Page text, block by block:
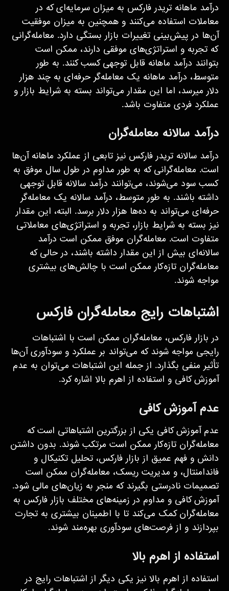
درآمد ماهانه تریدر فارکس به میزان سرمایه‌ای که در
معاملات استفاده می‌کنند و همچنین به میزان موفقیت
آن‌ها در پیش‌بینی تغییرات بازار بستگی دارد. معامله‌گرانی
که تجربه و استراتژی‌های موفقی دارند، ممکن است
بتوانند درآمد ماهانه قابل توجهی کسب کنند. به طور
متوسط، درآمد ماهانه یک معامله‌گر حرفه‌ای به چند هزار
دلار می­رسد، اما این مقدار می‌تواند بسته به شرایط بازار و
عملکرد فردی متفاوت باشد.
درآمد سالانه معامله‌گران
درآمد سالانه تریدر فارکس نیز تابعی از عملکرد ماهانه آن‌ها
است. معامله‌گرانی که به طور مداوم در طول سال موفق به
کسب سود می‌شوند، می‌توانند درآمد سالانه قابل توجهی
داشته باشند. به طور متوسط، درآمد سالانه یک معامله‌گر
حرفه‌ای می‌تواند به ده‌ها هزار دلار برسد. البته، این مقدار
نیز بسته به شرایط بازار، تجربه و استراتژی‌های معاملاتی
متفاوت است. معامله‌گران موفق ممکن است درآمد
سالانه‌ای بیش از این مقدار داشته باشند، در حالی که
معامله‌گران تازه‌کار ممکن است با چالش‌های بیشتری
مواجه شوند.
اشتباهات رایج معامله‌گران فارکس
در بازار فارکس، معامله‌گران ممکن است با اشتباهات
رایجی مواجه شوند که می‌تواند بر عملکرد و سودآوری آن‌ها
تأثیر منفی بگذارد. از جمله این اشتباهات می‌توان به عدم
آموزش کافی و استفاده از اهرم بالا اشاره کرد.
عدم آموزش کافی
عدم آموزش کافی یکی از بزرگترین اشتباهاتی است که
معامله‌گران تازه‌کار ممکن است مرتکب شوند. بدون داشتن
دانش و فهم عمیق از بازار فارکس، تحلیل تکنیکال و
فاندامنتال، و مدیریت ریسک، معامله‌گران ممکن است
تصمیمات نادرستی بگیرند که منجر به زیان‌های مالی شود.
آموزش کافی و مداوم در زمینه‌های مختلف بازار فارکس به
معامله‌گران کمک می‌کند تا با اطمینان بیشتری به تجارت
بپردازند و از فرصت‌های سودآوری بهره‌مند شوند.
استفاده از اهرم بالا
استفاده از اهرم بالا نیز یکی دیگر از اشتباهات رایج در